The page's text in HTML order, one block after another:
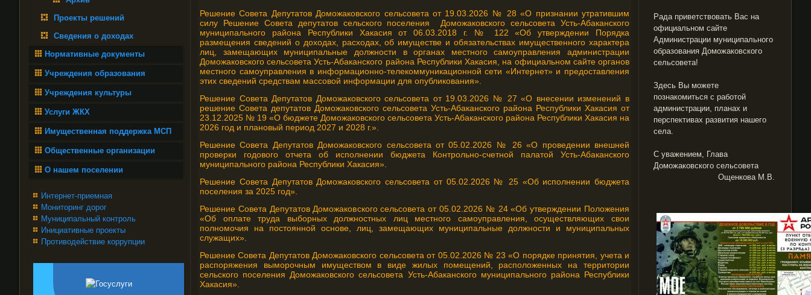
Проекты решений
Сведения о доходах
Нормативные документы
Учреждения образования
Учреждения культуры
Услуги ЖКХ
Имущественная поддержка МСП
Общественные организации
О нашем поселении
Интернет-приемная
Мониторинг дорог
Муниципальный контроль
Инициативные проекты
Противодействие коррупции
Решение Совета Депутатов Доможаковского сельсовета от 19.03.2026 № 28 «О признании утратившим
силу Решение Совета депутатов сельского поселения Доможаковского сельсовета Усть-Абаканского
муниципального района Республики Хакасия от 06.03.2018 г. № 122 «Об утверждении Порядка
размещения сведений о доходах, расходах, об имуществе и обязательствах имущественного характера
лиц, замещающих муниципальные должности в органах местного самоуправления администрации
Доможаковского сельсовета Усть-Абаканского района Республики Хакасия, на официальном сайте органов
местного самоуправления в информационно-телекоммуникационной сети «Интернет» и предоставления
этих сведений средствам массовой информации для опубликования».
Решение Совета Депутатов Доможаковского сельсовета от 19.03.2026 № 27 «О внесении изменений в
решение Совета депутатов Доможаковского сельсовета Усть-Абаканского района Республики Хакасия от
23.12.2025 № 19 «О бюджете Доможаковского сельсовета Усть-Абаканского района Республики Хакасия на
2026 год и плановый период 2027 и 2028 г.».
Решение Совета Депутатов Доможаковского сельсовета от 05.02.2026 № 26 «О проведении внешней
проверки годового отчета об исполнении бюджета Контрольно-счетной палатой Усть-Абаканского
муниципального района Республики Хакасия».
Решение Совета Депутатов Доможаковского сельсовета от 05.02.2026 № 25 «Об исполнении бюджета
поселения за 2025 год».
Решение Совета Депутатов Доможаковского сельсовета от 05.02.2026 № 24 «Об утверждении Положения
«Об оплате труда выборных должностных лиц местного самоуправления, осуществляющих свои
полномочия на постоянной основе, лиц, замещающих муниципальные должности и муниципальных
служащих».
Решение Совета Депутатов Доможаковского сельсовета от 05.02.2026 № 23 «О порядке принятия, учета и
распоряжения выморочным имуществом в виде жилых помещений, расположенных на территории
сельского поселения Доможаковского сельсовета Усть-Абаканского муниципального района Республики
Хакасия».
Рада приветствовать Вас на
официальном сайте
Администрации муниципального
образования Доможаковского
сельсовета!
Здесь Вы можете
познакомиться с работой
администрации, планах и
перспективах развития нашего
села.
С уважением, Глава
Доможаковского сельсовета
Ощенкова М.В.